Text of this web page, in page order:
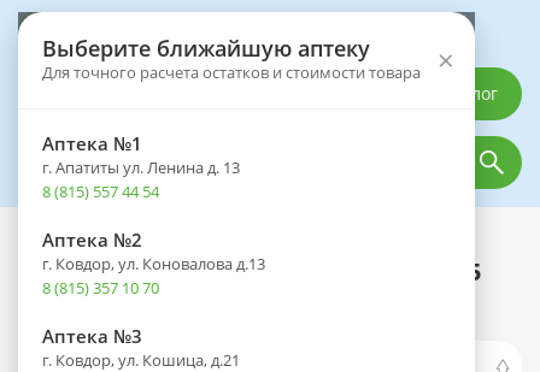
Выберите ближайшую аптеку
Для точного расчета остатков и стоимости товара ×
Аптека №1
г. Апатиты ул. Ленина д. 13
8 (815) 557 44 54
Аптека №2
г. Ковдор, ул. Коновалова д.13
8 (815) 357 10 70
Аптека №3
г. Ковдор, ул. Кошица, д.21
Каталог
Каталог Оптика
Линзы DAILIES TOTAL 1 (1 день) BC 8.5
контактные корриг. (-6,50) №90